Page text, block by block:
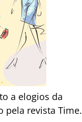
a elogios da
pela revista Time.